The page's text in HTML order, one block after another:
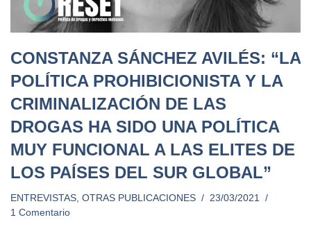
CONSTANZA SÁNCHEZ AVILÉS: “LA
POLÍTICA PROHIBICIONISTA Y LA
CRIMINALIZACIÓN DE LAS
DROGAS HA SIDO UNA POLÍTICA
MUY FUNCIONAL A LAS ELITES DE
LOS PAÍSES DEL SUR GLOBAL”
ENTREVISTAS, OTRAS PUBLICACIONES
23/03/2021
1 Comentario